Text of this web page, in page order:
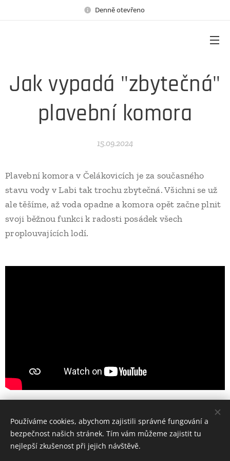
Denně otevřeno
Jak vypadá "zbytečná"
plavební komora
15.09.2024
Plavební komora v Čelákovicích je za současného
stavu vody v Labi tak trochu zbytečná. Všichni se už
ale těšíme, až voda opadne a komora opět začne plnit
svoji běžnou funkci k radosti posádek všech
proplouvajících lodí.
Používáme cookies, abychom zajistili správné fungování a
bezpečnost našich stránek. Tím vám můžeme zajistit tu
nejlepší zkušenost při jejich návštěvě.